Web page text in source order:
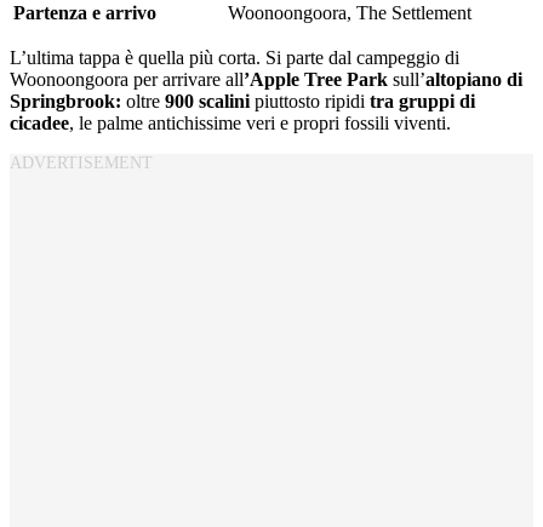
Partenza e arrivo
Woonoongoora, The Settlement
L’ultima tappa è quella più corta. Si parte dal campeggio di
Woonoongoora per arrivare all’Apple Tree Park sull’altopiano di
Springbrook: oltre 900 scalini piuttosto ripidi tra gruppi di
cicadee, le palme antichissime veri e propri fossili viventi.